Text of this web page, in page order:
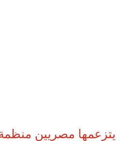
يتزعمها مصريين